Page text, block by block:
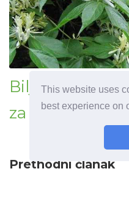
This website uses
best experience on
Biljke
za suhu sjenu
Prethodni članak